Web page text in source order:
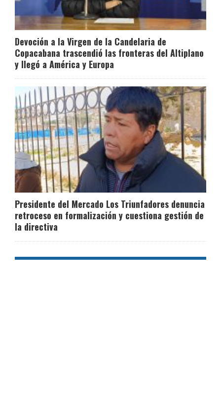
Devoción a la Virgen de la Candelaria de
Copacabana trascendió las fronteras del Altiplano
y llegó a América y Europa
Presidente del Mercado Los Triunfadores denuncia
retroceso en formalización y cuestiona gestión de
la directiva